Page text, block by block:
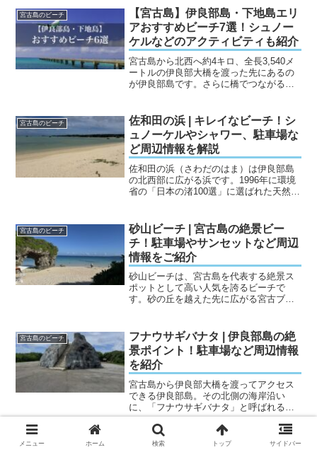
ろが豊富で、ドライブ途中の立ち寄りに
も人気の観光地となってい...
宮古島のビーチ
【宮古島】伊良部島・下地島エリ
アおすすめビーチ7選！シュノー
ケルなどのアクティビティも紹介
宮古島から北西へ約4キロ、全長3,540メ
ートルの伊良部大橋を渡った先にあるの
が伊良部島です。さらに橋でつながる西
からない橋としては日本最長。離島であ
りながらフェリー...
宮古島のビーチ
佐和田の浜 | キレイなビーチ！シ
ュノーケルやシャワー、駐車場な
ど周辺情報を解説
佐和田の浜（さわだのはま）は伊良部島
の北西部に広がる浜です。1996年に環境
省の「日本の渚100選」に選ばれた天然の
われる美しい夕日で知られる人気スポッ
トです。遊泳設備...
宮古島のビーチ
砂山ビーチ | 宮古島の絶景ビー
チ！駐車場やサンセットなど周辺
情報をご紹介
砂山ビーチは、宮古島を代表する絶景ス
ポットとして高い人気を誇るビーチで
す。砂の丘を越えた先に広がる宮古ブル
この記事では、砂山ビーチの見どころを
はじめ、駐車場やアクセス情報...
宮古島のビーチ
フナウサギバナタ | 伊良部島の絶
景ポイント！駐車場など周辺情報
を紹介
宮古島から伊良部大橋を渡ってアクセス
できる伊良部島。その北側の海岸沿い
に、「フナウサギバナタ」と呼ばれる絶
景スポットがあるのをご存知でしょう
か？一度聞いただけでは覚えられないよ
うな不思議な名前ですが、島の方言で
メニュー ホーム 検索 トップ サイドバー